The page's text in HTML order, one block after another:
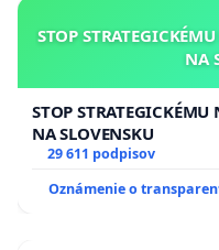
STOP
NA
STOP STRATEGICKÉMU
NA SLOVENSKU
29 611 podpisov
Oznámenie o